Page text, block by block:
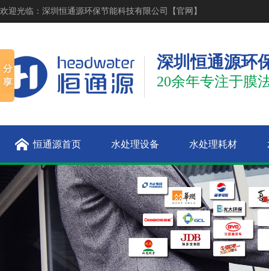
欢迎光临：深圳恒通源环保节能科技有限公司【官网】
深圳恒通源环
20余年专注于膜
恒通源首页 水处理设备 水处理耗材